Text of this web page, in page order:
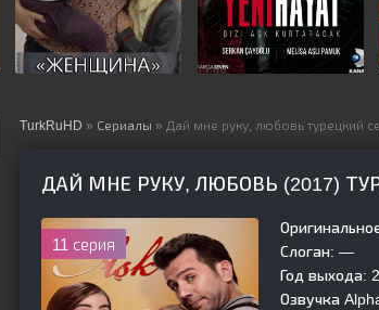
TurkRuHD » Сериалы » Дай мне руку, любовь турецкий
ДАЙ МНЕ РУКУ, ЛЮБОВЬ (2017)
11 серия
Слоган: —
Год выхода:
Озвучка